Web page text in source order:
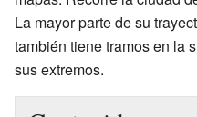
La mayor parte de su
también tiene tramos en la
sus extremos.